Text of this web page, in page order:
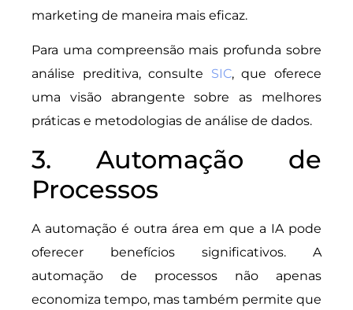
marketing de maneira mais eficaz.
Para uma compreensão mais profunda sobre
análise preditiva, consulte SIC, que oferece
uma visão abrangente sobre as melhores
práticas e metodologias de análise de dados.
3. Automação de
Processos
A automação é outra área em que a IA pode
oferecer benefícios significativos. A
automação de processos não apenas
economiza tempo, mas também permite que